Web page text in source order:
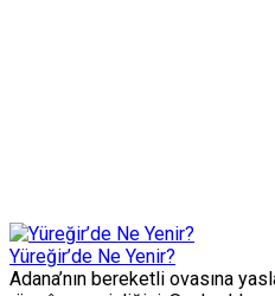
Yüreğir’de Ne Yenir?
Adana’nın bereketli ovasına